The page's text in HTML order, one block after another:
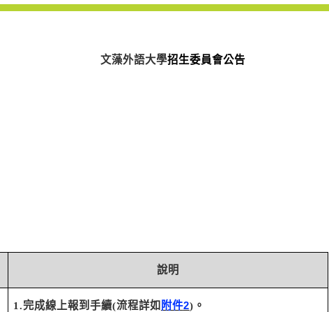
文藻外語大學招生委員會公告
說明
1.完成線上報到手續(流程詳如 附件2) 。